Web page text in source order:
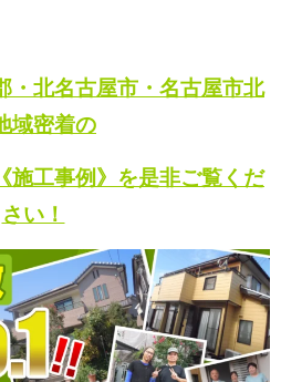
・北名古屋市・名古屋市北
域密着の
施工事例》を是非ご覧くだ
さい！